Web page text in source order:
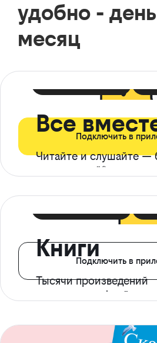
удобно -
месяц
Все
Читайте и слушайте —
ограничений*
Подключить в
Книги
Тысячи произведений
с доступом офлайн
Подключить в